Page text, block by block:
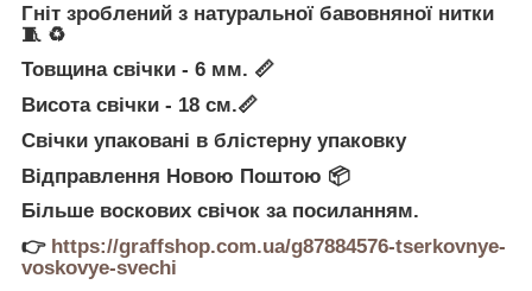
Гніт зроблений з натуральної бавовняної нитки
🧵 ♻
Товщина свічки - 6 мм. 📏
Висота свічки - 18 см.📏
Свічки упаковані в блістерну упаковку
Відправлення Новою Поштою 📦
Більше воскових свічок за посиланням.
👉 https://graffshop.com.ua/g87884576-tserkovnye-
voskovye-svechi